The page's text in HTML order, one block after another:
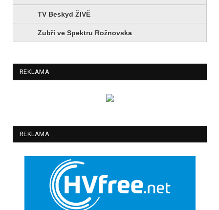
TV Beskyd ŽIVĚ
Zubří ve Spektru Rožnovska
REKLAMA
REKLAMA